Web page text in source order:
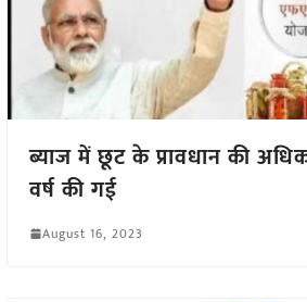
ब्याज में छूट के प्रावधान की
वर्ष की गई
August 16, 2023